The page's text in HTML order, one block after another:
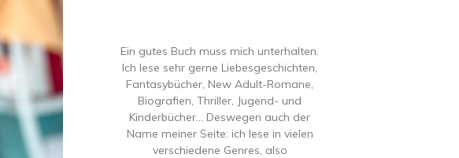
Ein gutes Buch muss mich unterhalten.
Ich lese sehr gerne Liebesgeschichten,
Fantasybücher, New Adult-Romane,
Biografien, Thriller, Jugend- und
Kinderbücher… Deswegen auch der
Name meiner Seite: ich lese in vielen
verschiedene Genres, also